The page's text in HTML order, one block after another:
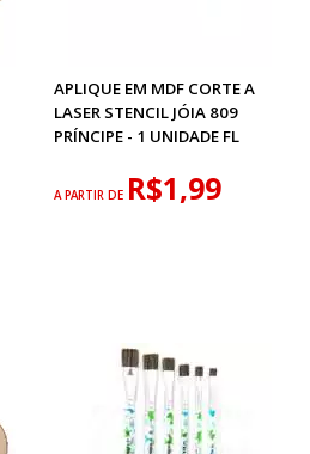
APLIQUE EM MDF CORTE A
LASER STENCIL JÓIA 809
PRÍNCIPE - 1 UNIDADE FL
A PARTIR DE R$1,99